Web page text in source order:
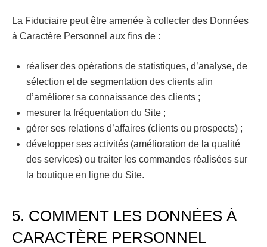
La Fiduciaire peut être amenée à collecter des Données
à Caractère Personnel aux fins de :
réaliser des opérations de statistiques, d’analyse, de
sélection et de segmentation des clients afin
d’améliorer sa connaissance des clients ;
mesurer la fréquentation du Site ;
gérer ses relations d’affaires (clients ou prospects) ;
développer ses activités (amélioration de la qualité
des services) ou traiter les commandes réalisées sur
la boutique en ligne du Site.
5. COMMENT LES DONNÉES À
CARACTÈRE PERSONNEL